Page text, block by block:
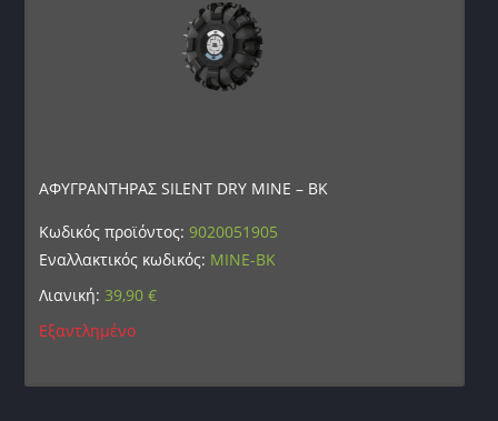
ΑΦΥΓΡΑΝΤΗΡΑΣ SILENT DRY MINE – BK
Κωδικός προϊόντος:9020051905
Εναλλακτικός κωδικός: MINE-BK
Λιανική: 39,90€
Εξαντλημένο